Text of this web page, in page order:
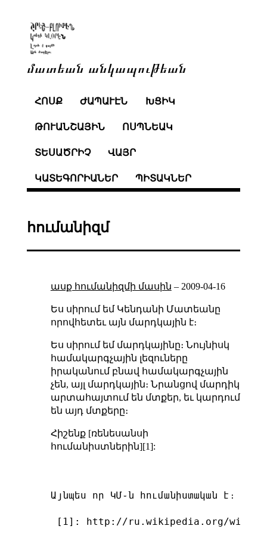
մատեան անկապութեան
ՀՈՍՔ ԺԱՊԱՒԷՆ ԽՑԻԿ
ԹՈՒԱՆՇԱՅԻՆ ՈՍՊՆԵԱԿ
ՏԵՍԱԾՐԻՉ ՎԱՅՐ
ԿԱՏԵԳՈՐԻԱՆԵՐ ՊԻՏԱԿՆԵՐ
հումանիզմ
ասք հումանիզմի մասին – 2009-04-16
Ես սիրում եմ Կենդանի Մատեանը
որովհետեւ այն մարդկային է։
Ես սիրում եմ մարդկայինը։ Նույնիսկ
համակարգչային լեզուները
իրականում բնավ համակարգչային
չեն, այլ մարդկային։ Նրանցով մարդիկ
արտահայտում են մտքեր, եւ կարդում
են այդ մտքերը։
Հիշենք [ռենեսանսի
հումանիստներին][1]:
Այնպես որ ԿՄ֊ն հումանիստական է։
[1]: http://ru.wikipedia.org/wiki/